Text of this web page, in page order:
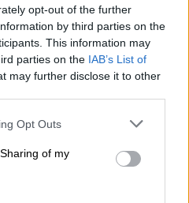
opt-out of the further
by third parties on the
This information may
parties on the IAB’s List of
may further disclose it to other
Opt Outs
of my
agenda climática ha
papel protagonista en
en Madrid han
de la respuesta a la
las personas, sus
la inclusión y en la
de que la
libre de emisiones